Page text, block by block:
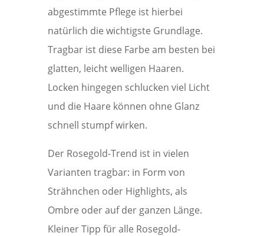
abgestimmte Pflege ist hierbei
natürlich die wichtigste Grundlage.
Tragbar ist diese Farbe am besten bei
glatten, leicht welligen Haaren.
Locken hingegen schlucken viel Licht
und die Haare können ohne Glanz
schnell stumpf wirken.
Der Rosegold-Trend ist in vielen
Varianten tragbar: in Form von
Strähnchen oder Highlights, als
Ombre oder auf der ganzen Länge.
Kleiner Tipp für alle Rosegold-